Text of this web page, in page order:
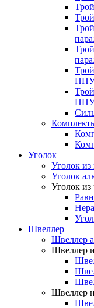
Уголок
Уголок
Уголок
Уголок из
Швеллер
Швеллер
Швеллер
Швеллер